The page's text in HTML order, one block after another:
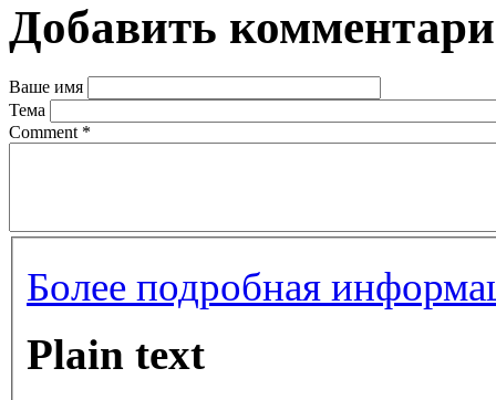
Добавить
Ваше имя
Тема
Comment *
Более подробная
Plain text